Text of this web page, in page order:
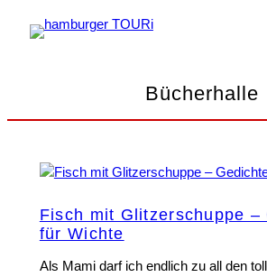
Inhalt
Bücherhalle
Fisch mit Glitzerschuppe –
für Wichte
Als Mami darf ich endlich zu all den